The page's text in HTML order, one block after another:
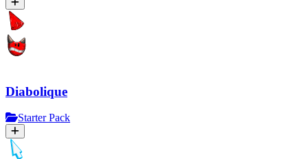
Diabolique
Starter Pack